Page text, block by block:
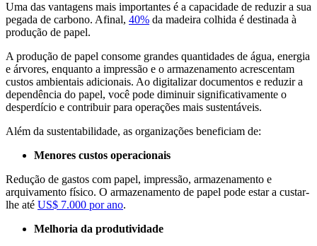
Uma das vantagens mais importantes é a capacidade de reduzir a sua
pegada de carbono. Afinal, 40% da madeira colhida é destinada à
produção de papel.
A produção de papel consome grandes quantidades de água, energia
e árvores, enquanto a impressão e o armazenamento acrescentam
custos ambientais adicionais. Ao digitalizar documentos e reduzir a
dependência do papel, você pode diminuir significativamente o
desperdício e contribuir para operações mais sustentáveis.
Além da sustentabilidade, as organizações beneficiam de:
Menores custos operacionais
Redução de gastos com papel, impressão, armazenamento e
arquivamento físico. O armazenamento de papel pode estar a custar-
lhe até US$ 7.000 por ano.
Melhoria da produtividade